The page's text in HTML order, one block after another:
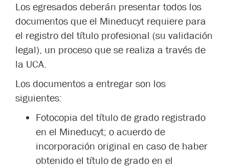
Los egresados deberán presentar todos los
documentos que el Mineducyt requiere para
el registro del título profesional (su validación
legal), un proceso que se realiza a través de
la UCA.
Los documentos a entregar son los
siguientes:
Fotocopia del título de grado registrado
en el Mineducyt; o acuerdo de
incorporación original en caso de haber
obtenido el título de grado en el